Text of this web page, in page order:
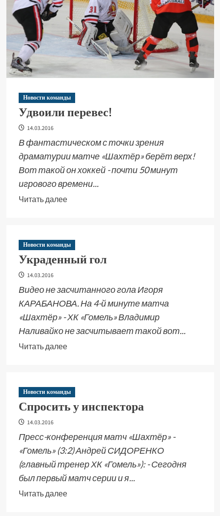
Новости команды
Удвоили перевес!
14.03.2016
В фантастическом с точки зрения
драматурии матче «Шахтёр» берёт верх!
Вот такой он хоккей - почти 50 минут
игрового времени...
Читать далее
Новости команды
Украденный гол
14.03.2016
Видео не засчитанного гола Игоря
КАРАБАНОВА. На 4-й минуте матча
«Шахтёр» - ХК «Гомель» Владимир
Наливайко не засчитывает такой вот...
Читать далее
Новости команды
Спросить у инспектора
14.03.2016
Пресс-конференция матч «Шахтёр» -
«Гомель» (3:2) Андрей СИДОРЕНКО
(главный тренер ХК «Гомель»): - Сегодня
был первый матч серии и я...
Читать далее